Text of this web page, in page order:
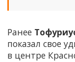
Ранее
показал свое
в центре